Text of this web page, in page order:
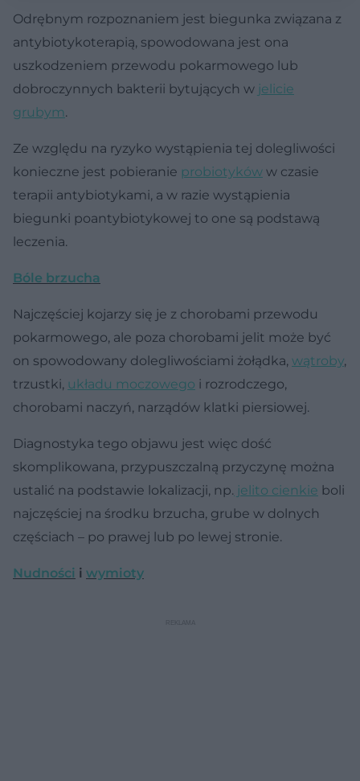
Odrębnym rozpoznaniem jest biegunka związana z
antybiotykoterapią, spowodowana jest ona
uszkodzeniem przewodu pokarmowego lub
dobroczynnych bakterii bytujących w jelicie
grubym.
Ze względu na ryzyko wystąpienia tej dolegliwości
konieczne jest pobieranie probiotyków w czasie
terapii antybiotykami, a w razie wystąpienia
biegunki poantybiotykowej to one są podstawą
leczenia.
Bóle brzucha
Najczęściej kojarzy się je z chorobami przewodu
pokarmowego, ale poza chorobami jelit może być
on spowodowany dolegliwościami żołądka, wątroby,
trzustki, układu moczowego i rozrodczego,
chorobami naczyń, narządów klatki piersiowej.
Diagnostyka tego objawu jest więc dość
skomplikowana, przypuszczalną przyczynę można
ustalić na podstawie lokalizacji, np. jelito cienkie boli
najczęściej na środku brzucha, grube w dolnych
częściach – po prawej lub po lewej stronie.
Nudności i wymioty